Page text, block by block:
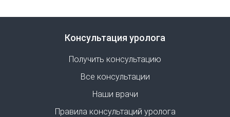
Консультация уролога
Получить консультацию
Все консультации
Наши врачи
Правила консультаций уролога